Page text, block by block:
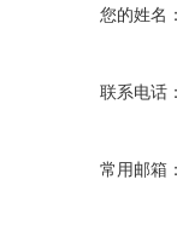
您的姓名
联系电话
常用邮箱